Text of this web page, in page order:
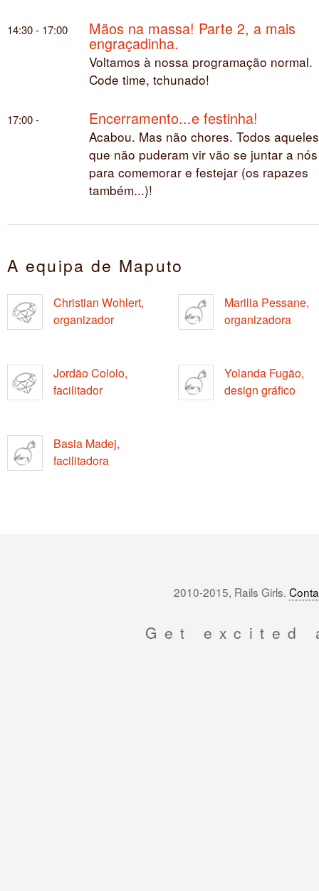
14:30 - 17:00 Mãos na massa! Parte 2, a mais
engraçadinha.
Voltamos à nossa programação normal.
Code time, tchunado!
17:00 - Encerramento...e festinha!
Acabou. Mas não chores. Todos aqueles
que não puderam vir vão se juntar a nós
para comemorar e festejar (os rapazes
também...)!
A equipa de Maputo
Christian Wohlert,
organizador
Marilia Pessane,
organizadora
Jordão Cololo,
facilitador
Yolanda Fugão,
design gráfico
Basia Madej,
facilitadora
2010-2015, Rails Girls.
Get excited